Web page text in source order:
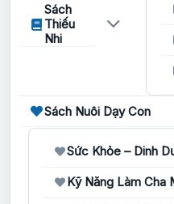
Sách
Thiếu
Nhi
Sách Nuôi Dạy Con
Sức Khỏe – Dinh
Kỹ Năng Làm Cha